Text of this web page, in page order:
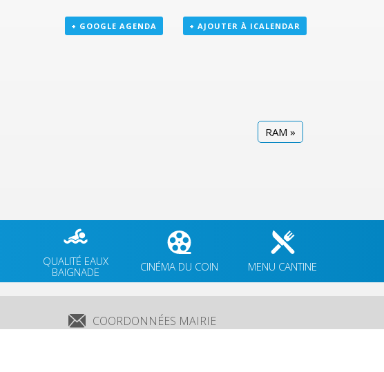
+ GOOGLE AGENDA + AJOUTER À ICALENDAR
RAM »
QUALITÉ EAUX
BAIGNADE
CINÉMA DU COIN MENU CANTINE
COORDONNÉES MAIRIE